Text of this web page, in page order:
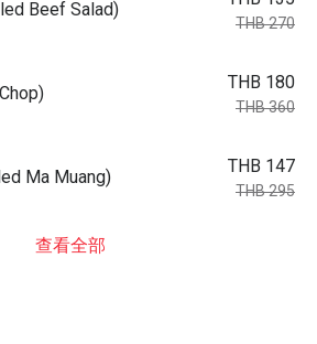
Beef Salad)
THB 270
THB 180
THB 360
Ma Muang)
THB 147
THB 295
查看全部